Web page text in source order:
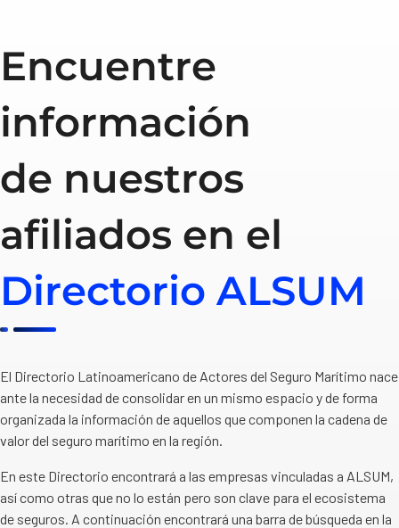
Encuentre
información
de nuestros
afiliados en el
Directorio ALSUM
El Directorio Latinoamericano de Actores del Seguro Marítimo nace
ante la necesidad de consolidar en un mismo espacio y de forma
organizada la información de aquellos que componen la cadena de
valor del seguro marítimo en la región.
En este Directorio encontrará a las empresas vinculadas a ALSUM,
así como otras que no lo están pero son clave para el ecosistema
de seguros. A continuación encontrará una barra de búsqueda en la